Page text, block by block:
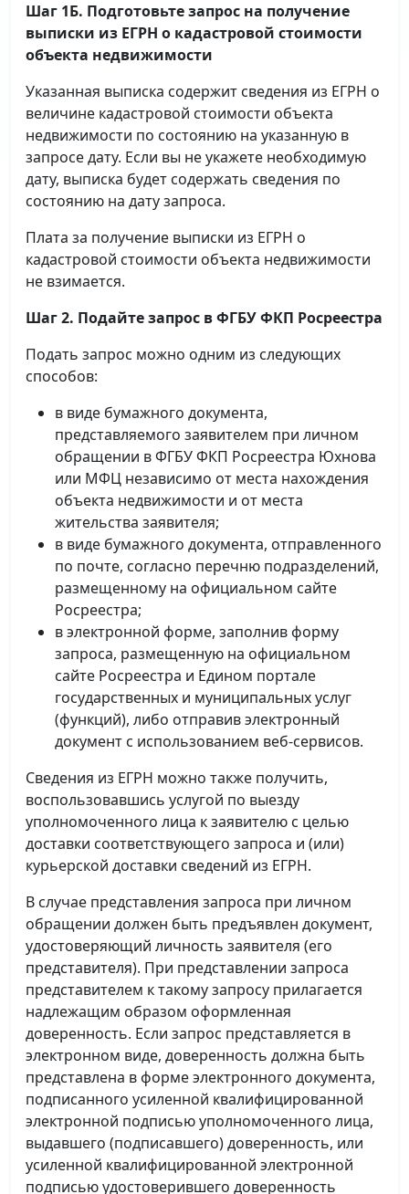
Шаг 1Б. Подготовьте запрос на получение
выписки из ЕГРН о кадастровой стоимости
объекта недвижимости
Указанная выписка содержит сведения из ЕГРН о
величине кадастровой стоимости объекта
недвижимости по состоянию на указанную в
запросе дату. Если вы не укажете необходимую
дату, выписка будет содержать сведения по
состоянию на дату запроса.
Плата за получение выписки из ЕГРН о
кадастровой стоимости объекта недвижимости
не взимается.
Шаг 2. Подайте запрос в ФГБУ ФКП Росреестра
Подать запрос можно одним из следующих
способов:
в виде бумажного документа,
представляемого заявителем при личном
обращении в ФГБУ ФКП Росреестра Юхнова
или МФЦ независимо от места нахождения
объекта недвижимости и от места
жительства заявителя;
в виде бумажного документа, отправленного
по почте, согласно перечню подразделений,
размещенному на официальном сайте
Росреестра;
в электронной форме, заполнив форму
запроса, размещенную на официальном
сайте Росреестра и Едином портале
государственных и муниципальных услуг
(функций), либо отправив электронный
документ с использованием веб-сервисов.
Сведения из ЕГРН можно также получить,
воспользовавшись услугой по выезду
уполномоченного лица к заявителю с целью
доставки соответствующего запроса и (или)
курьерской доставки сведений из ЕГРН.
В случае представления запроса при личном
обращении должен быть предъявлен документ,
удостоверяющий личность заявителя (его
представителя). При представлении запроса
представителем к такому запросу прилагается
надлежащим образом оформленная
доверенность. Если запрос представляется в
электронном виде, доверенность должна быть
представлена в форме электронного документа,
подписанного усиленной квалифицированной
электронной подписью уполномоченного лица,
выдавшего (подписавшего) доверенность, или
усиленной квалифицированной электронной
подписью удостоверившего доверенность